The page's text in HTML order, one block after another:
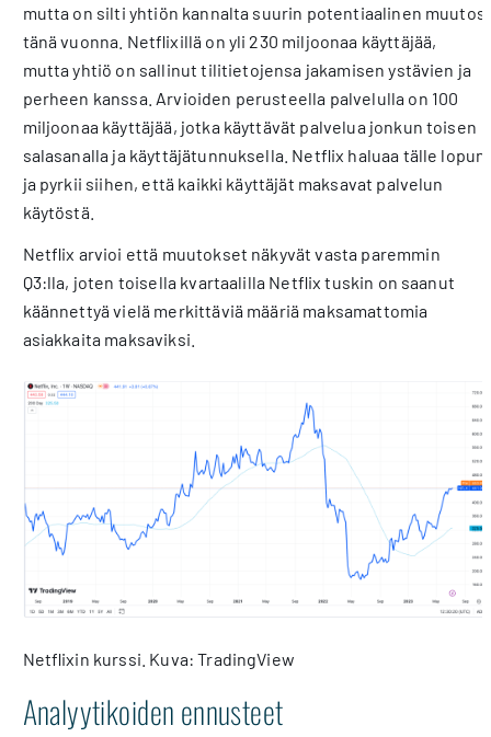
mutta on silti yhtiön kannalta suurin potentiaalinen muutos
tänä vuonna. Netflixillä on yli 230 miljoonaa käyttäjää,
mutta yhtiö on sallinut tilitietojensa jakamisen ystävien ja
perheen kanssa. Arvioiden perusteella palvelulla on 100
miljoonaa käyttäjää, jotka käyttävät palvelua jonkun toisen
salasanalla ja käyttäjätunnuksella. Netflix haluaa tälle lopun
ja pyrkii siihen, että kaikki käyttäjät maksavat palvelun
käytöstä.
Netflix arvioi että muutokset näkyvät vasta paremmin
Q3:lla, joten toisella kvartaalilla Netflix tuskin on saanut
käännettyä vielä merkittäviä määriä maksamattomia
asiakkaita maksaviksi.
Netflixin kurssi. Kuva: TradingView
Analyytikoiden ennusteet